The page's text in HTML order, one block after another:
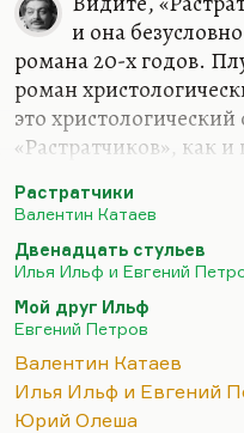
и она
романа 20-х годов.
роман
это
«Растратчиков», как
Невзоров – еще раз
есть определенная
этим ничего не
и его общая
времена, его бы никто
А Бендер –
медальный профиль,
Растратчики
Валентин Катаев
Двенадцать стульев
Илья Ильф и Евгений
Мой друг Ильф
Евгений Петров
Валентин Катаев
Илья Ильф и Евгений
Юрий Олеша